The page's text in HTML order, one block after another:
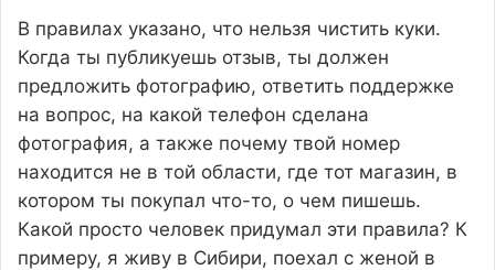
В правилах указано, что нельзя чистить куки.
Когда ты публикуешь отзыв, ты должен
предложить фотографию, ответить поддержке
на вопрос, на какой телефон сделана
фотография, а также почему твой номер
находится не в той области, где тот магазин, в
котором ты покупал что-то, о чем пишешь.
Какой просто человек придумал эти правила? К
примеру, я живу в Сибири, поехал с женой в